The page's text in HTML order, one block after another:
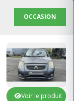
OCCASION
Voir le produit